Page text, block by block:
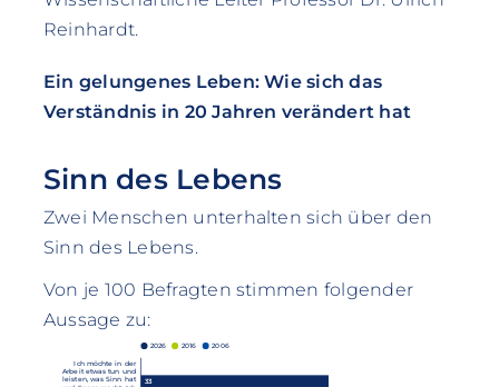
Reinhardt.
Ein gelungenes Leben: Wie sich das
Verständnis in 20 Jahren verändert hat
Sinn des Lebens
Zwei Menschen unterhalten sich über den
Sinn des Lebens.
Von je 100 Befragten stimmen folgender
Aussage zu:
2026 2016
2006
Ich möchte in der
Arbeit etwas tun und
leisten, was Sinn hat
33